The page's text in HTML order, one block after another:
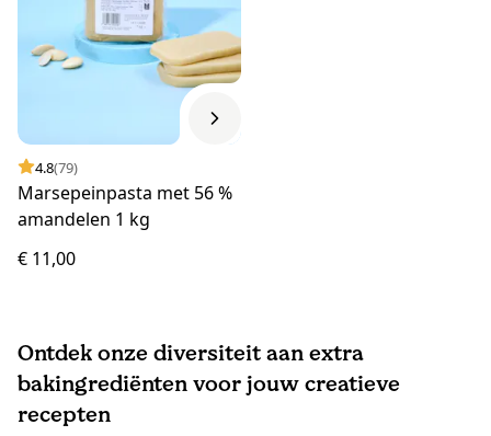
4.8(79)
Marsepeinpasta met 56 %
amandelen 1 kg
€ 11,00
Ontdek onze diversiteit aan extra
bakingrediënten voor jouw creatieve
recepten